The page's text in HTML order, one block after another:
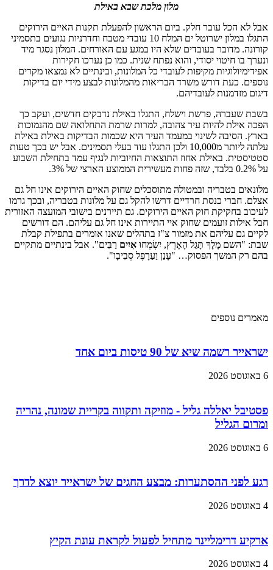
מלון מלכת שבא באילת
אבל לא הכל עובר חלק. ביום הראשון להפעלת תקנות האיים הירוקים
התגלו במלון ישרוטל ים המלח 10 עובדי מטבח וחדרניות נגועים בתסמיני
קורונה. מדובר בעובדים שלא היו במגע עם האורחים. המלון נסגר מיד
ונערך בו חיטוי יסודי, והוא נפתח שנית. כמו כן נערכו חקירות
אפידימיולוגיות מקיפות לעובדי כל המלונות, ובינתיים לא נמצאו מקרים
נוספים. כעת דורש משרד הבריאות מהמלונות לבצע מידי יום בדיקות
דיגום מזדמנות לעובדיהם.
בשבת שעברה, פרשת וישלח, התגלו באילת נדבקים חדשים, ועקב כך
הפכה אילת להיות עיר צהובה, למרות שרמת התחלואה שם מהנמוכות
בארץ. הסיבה לשינוי במעמד העיר היא שכמות הבדיקות באילת באילת
עלתה ליותר מ10,000 ולכן התגלו עוד בעלי תסמינים. אבל יש בכך טעות
סטטיסטית. באילת אחוז התוצאות החיוביות לנגיף עמד בתחילת השבוע
על 0.2% בלבד, שזה פחות מעשירית הממוצע הארצי של 3%.
מלונאים בטבריה ובמטולה מתוסכלים שחוק האיים הירוקים אינו חל גם
אצלם. חברי כנסת חרדיים דרשו להקל גם על מלונות בטבריה, ובכך גרמו
לעיכוב בחקיקת חוק האיים הירוקים. גם תיירנים בישובי המועצה האזורית
חבל אילות זועמים שחוק איי התיירות אינו חל גם עליהם. הם דורשים
לקיים גם עליהם את מזמור צ"ז בתהלים שאנו אומרים בתפילת קבלת
שבת: "השם מָלָךְ תָּגֵל הָאָרֶץ, יִשְׂמְחוּאִיִים רַבִּים". אבל בינתיים מתקיים
בהם רק המשך הפסוק… "עָנַן וַעַרָפֶל סְבִיבָו".
מאמרים נוספים
ישראייר רשמה שיא של 90 טיסות ביום אחד
6 באוגוסט 2026
פסטיבל יאללה גליל - מוזיקה ותקווה בקריית שמונה, נהריה
ומרום הגליל
6 באוגוסט 2026
רגע לפני ההסתערות: מבצע החגים של ישראייר יוצא לדרך
4 באוגוסט 2026
ארקיע דרימליינר מתחיל לפעול לקראת עונת הקיץ
4 באוגוסט 2026